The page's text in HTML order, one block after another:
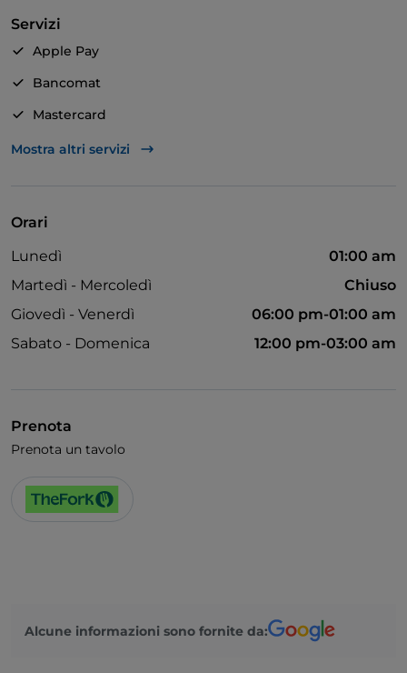
Servizi
Apple Pay
Bancomat
Mastercard
TheFork PAY
Wi-Fi
Mostra altri servizi
Orari
Lunedì
01:00 am
Martedì - Mercoledì
Chiuso
Giovedì - Venerdì
06:00 pm-01:00 am
Sabato - Domenica
12:00 pm-03:00 am
Prenota
Prenota un tavolo
Alcune informazioni sono fornite da: